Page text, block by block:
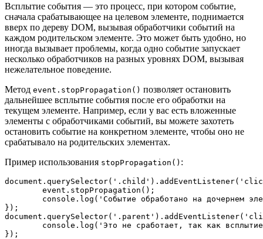
Всплытие события — это процесс, при котором событие,
сначала срабатывающее на целевом элементе, поднимается
вверх по дереву DOM, вызывая обработчики событий на
каждом родительском элементе. Это может быть удобно, но
иногда вызывает проблемы, когда одно событие запускает
несколько обработчиков на разных уровнях DOM, вызывая
нежелательное поведение.
Метод event.stopPropagation() позволяет остановить
дальнейшее всплытие события после его обработки на
текущем элементе. Например, если у вас есть вложенные
элементы с обработчиками событий, вы можете захотеть
остановить событие на конкретном элементе, чтобы оно не
срабатывало на родительских элементах.
Пример использования stopPropagation() :
document . querySelector( '.child' ). addEventListener(
	event.
stopPropagation ();
console . log ( 'Событие обработано на дочернем
document . querySelector( '.parent' ). addEventListener(
console . log ( 'Это не сработает, так как
});